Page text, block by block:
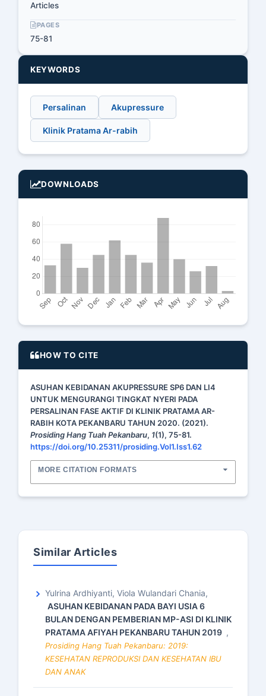
Articles
PAGES
75-81
KEYWORDS
Persalinan Akupressure
Klinik Pratama Ar-rabih
DOWNLOADS
HOW TO CITE
ASUHAN KEBIDANAN AKUPRESSURE SP6 DAN LI4
UNTUK MENGURANGI TINGKAT NYERI PADA
PERSALINAN FASE AKTIF DI KLINIK PRATAMA AR-
RABIH KOTA PEKANBARU TAHUN 2020. (2021).
Prosiding Hang Tuah Pekanbaru, 1(1), 75-81.
https://doi.org/10.25311/prosiding.Vol1.Iss1.62
MORE CITATION FORMATS
Similar Articles
Yulrina Ardhiyanti, Viola Wulandari Chania,
ASUHAN KEBIDANAN PADA BAYI USIA 6
BULAN DENGAN PEMBERIAN MP-ASI DI KLINIK
PRATAMA AFIYAH PEKANBARU TAHUN 2019 ,
Prosiding Hang Tuah Pekanbaru: 2019:
KESEHATAN REPRODUKSI DAN KESEHATAN IBU
DAN ANAK